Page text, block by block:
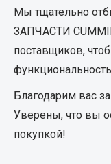
Охладжающие
Технические
Весь раздел
МЕТИЗЫ
Мы тщательно
ЗАПЧАСТИ
поставщиков,
Благодарим вас
Уверены, что вы
покупкой!